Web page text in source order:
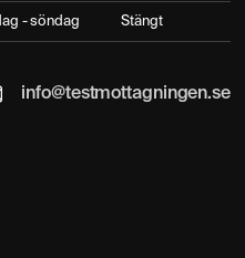
- söndag Stängt
info@testmottagningen.se